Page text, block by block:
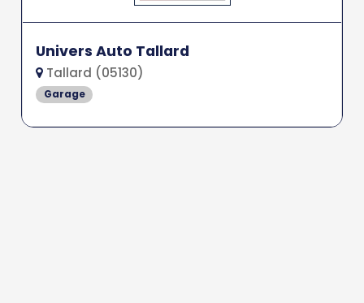
Univers Auto Tallard
Tallard (05130)
Garage